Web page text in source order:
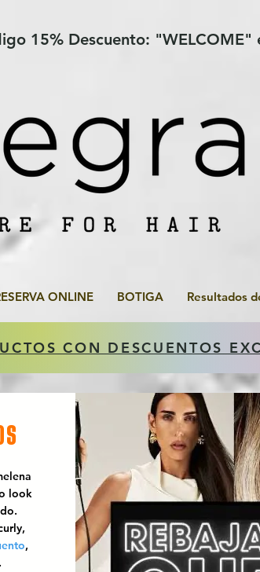
ONLINE BOTIGA Resultados
CON DESCUENTOS
look
,